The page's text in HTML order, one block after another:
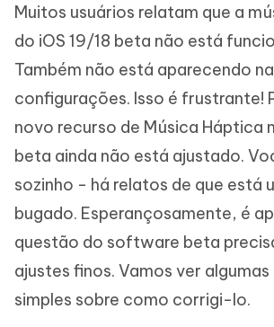
Muitos usuários relatam que a
do iOS 19/18 beta não está
Também não está aparecendo
configurações. Isso é frustrante!
novo recurso de Música Háptica
beta ainda não está ajustado.
sozinho - há relatos de que está
bugado. Esperançosamente, é
questão do software beta
ajustes finos. Vamos ver
simples sobre como corrigi-lo.